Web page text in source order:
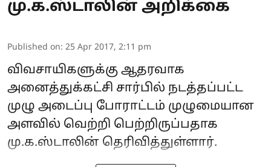
மு.க.ஸ்டாலின் அறிக்கை
Published on: 25 Apr 2017, 2:11 pm
விவசாயிகளுக்கு ஆதரவாக
அனைத்துக்கட்சி சார்பில் நடத்தப்பட்ட
முழு அடைப்பு போராட்டம் முழுமையான
அளவில் வெற்றி பெற்றிருப்பதாக
மு.க.ஸ்டாலின் தெரிவித்துள்ளார்.